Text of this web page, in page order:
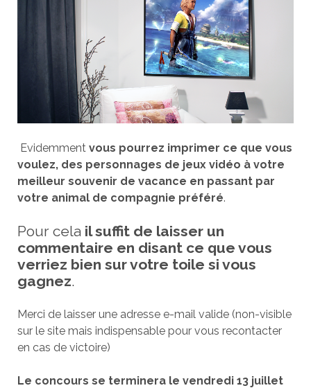
Evidemment vous pourrez imprimer ce que vous
voulez, des personnages de jeux vidéo à votre
meilleur souvenir de vacance en passant par
votre animal de compagnie préféré.
Pour cela il suffit de laisser un
commentaire en disant ce que vous
verriez bien sur votre toile si vous
gagnez.
Merci de laisser une adresse e-mail valide (non-visible
sur le site mais indispensable pour vous recontacter
en cas de victoire)
Le concours se terminera le vendredi 13 juillet